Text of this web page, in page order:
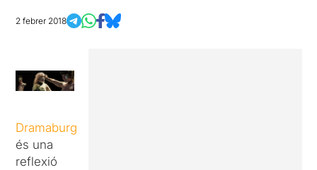
2 febrer 2018
Dramaburg
és una
reflexió